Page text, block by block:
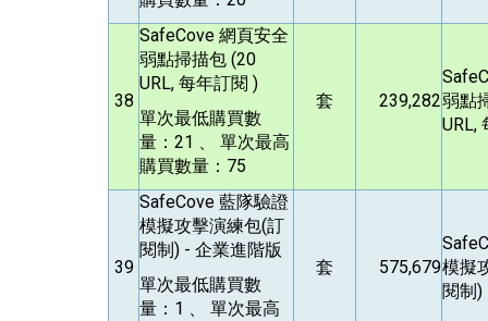
38
SafeCove 網頁安全
弱點掃描包 (20
URL, 每年訂閱 )
單次最低購買數
量：21 、 單次最高
購買數量：75
套 239,282弱點
URL,
39
SafeCove 藍隊驗證
模擬攻擊演練包(訂
閱制) - 企業進階版
單次最低購買數
量：1 、 單次最高
套 575,679模擬
閱制)